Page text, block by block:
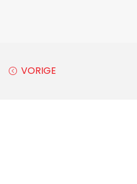
VORIGE